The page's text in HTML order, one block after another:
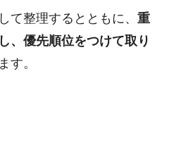
て整理するとともに、 重
、優先順位をつけて取り
す。